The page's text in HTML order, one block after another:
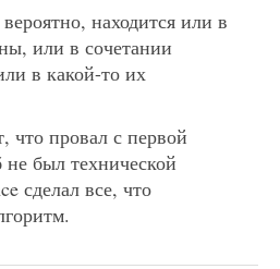
находится или в
или в сочетании
в какой-то их
что провал с первой
был технической
сделал все, что